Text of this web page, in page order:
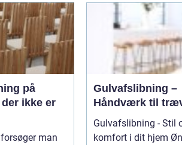
på
ikke er
man
Gulvafslibning –
Håndværk til
Gulvafslibning - Stil
komfort i dit hjem